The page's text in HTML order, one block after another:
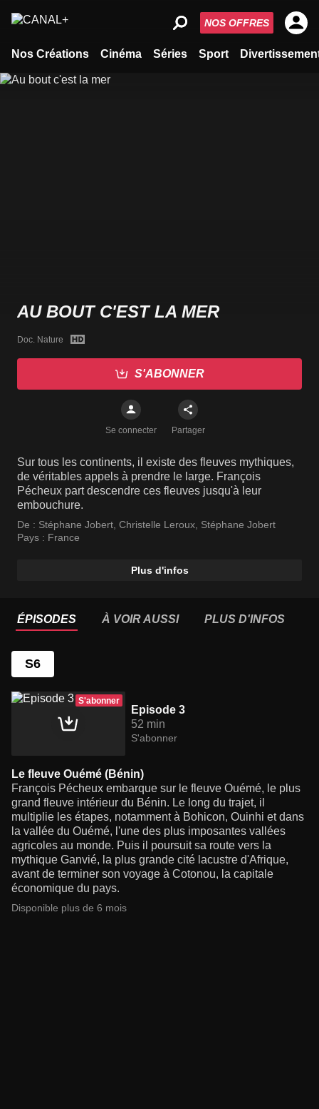
Nos Créations Cinéma Séries Sport
NOS OFFRES
AU BOUT C'EST LA MER
Doc. Nature
S'ABONNER
Se connecter Partager
Sur tous les continents, il existe des fleuves mythiques,
de véritables appels à prendre le large. François
Pécheux part descendre ces fleuves jusqu'à leur
embouchure.
De : Stéphane Jobert Christelle Leroux Stéphane Jobert
Pays : France
Plus d'infos
ÉPISODES À VOIR AUSSI PLUS D'INFOS
S6
S'abonner
Episode 3
52 min
S'abonner
Le fleuve Ouémé (Bénin)
François Pécheux embarque sur le fleuve Ouémé, le plus
grand fleuve intérieur du Bénin. Le long du trajet, il
multiplie les étapes, notamment à Bohicon, Ouinhi et dans
la vallée du Ouémé, l'une des plus imposantes vallées
agricoles au monde. Puis il poursuit sa route vers la
mythique Ganvié, la plus grande cité lacustre d'Afrique,
avant de terminer son voyage à Cotonou, la capitale
économique du pays.
Disponible plus de 6 mois